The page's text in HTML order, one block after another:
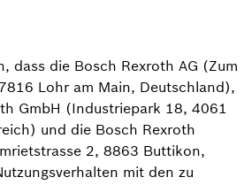
dass die Bosch Rexroth AG (Zum
Lohr am Main, Deutschland),
GmbH (Industriepark 18, 4061
und die Bosch Rexroth
2, 8863 Buttikon,
mit den zu